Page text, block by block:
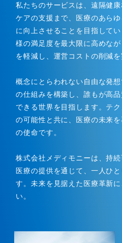
私たちのサービスは、遠隔健
ケアの支援まで、医療のあら
に向上させることを目指して
様の満足度を最大限に高めな
を軽減し、運営コストの削減を
概念にとらわれない自由な発
の仕組みを構築し、誰もが高
できる世界を目指します。テ
の可能性と共に、医療の未来
の使命です。
株式会社メディモニーは、持
医療の提供を通じて、一人ひ
す。未来を見据えた医療革新
い。